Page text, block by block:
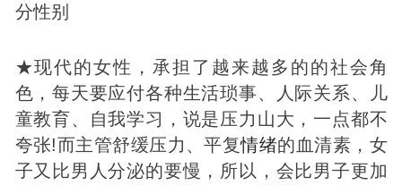
分性别
★现代的女性，承担了越来越多的的社会角
色，每天要应付各种生活琐事、人际关系、儿
童教育、自我学习，说是压力山大，一点都不
夸张!而主管舒缓压力、平复情绪的血清素，女
子又比男人分泌的要慢，所以，会比男子更加